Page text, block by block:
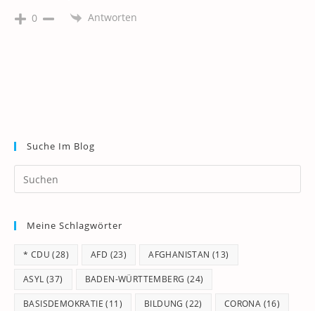
0 Antworten
Suche Im Blog
Meine Schlagwörter
* CDU (28) AFD (23) AFGHANISTAN (13)
ASYL (37) BADEN-WÜRTTEMBERG (24)
BASISDEMOKRATIE (11) BILDUNG (22) CORONA (16)